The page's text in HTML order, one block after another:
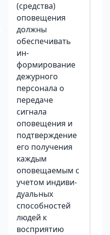
(средства)
оповещения
должны
обеспечивать
ин-
формирование
дежурного
персонала о
передаче
сигнала
оповещения и
подтверждение
его получения
каждым
оповещаемым с
учетом индиви-
дуальных
способностей
людей к
восприятию